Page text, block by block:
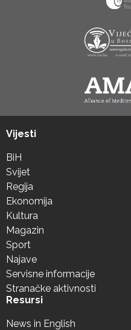
Vijesti
BiH
Svijet
Regija
Ekonomija
Kultura
Magazin
Sport
Najave
Servisne informacije
Stranačke aktivnosti
Resursi
News in English